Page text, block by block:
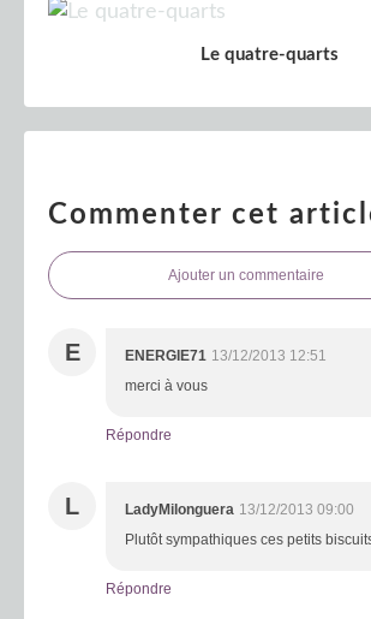
Le quatre-quarts
Commenter cet
Ajouter un commentaire
E ENERGIE71 13/12/2013 12:51
merci à vous
Répondre
L LadyMilonguera 13/12/2013 09:00
Plutôt sympathiques ces petits
Répondre